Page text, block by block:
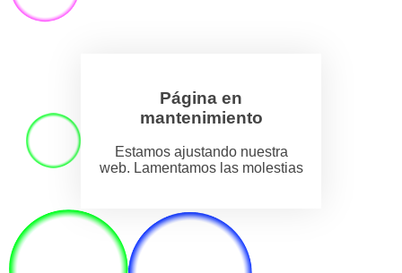
Página en
mantenimiento
Estamos ajustando nuestra
web. Lamentamos las molestias